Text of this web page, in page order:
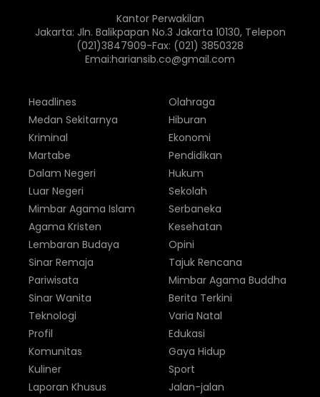
Kantor Perwakilan
Jakarta: Jln. Balikpapan No.3 Jakarta 10130, Telepon
(021)3847909-Fax: (021) 3850328
Emai:hariansib.co@gmail.com
Headlines
Medan Sekitarnya
Kriminal
Martabe
Dalam Negeri
Luar Negeri
Olahraga
Hiburan
Ekonomi
Pendidikan
Hukum
Sekolah
Mimbar Agama Islam
Agama Kristen
Lembaran Budaya
Sinar Remaja
Pariwisata
Sinar Wanita
Serbaneka
Kesehatan
Opini
Tajuk Rencana
Mimbar Agama Buddha
Berita Terkini
Teknologi
Profil
Komunitas
Kuliner
Laporan Khusus
Varia Natal
Edukasi
Gaya Hidup
Sport
Jalan-jalan